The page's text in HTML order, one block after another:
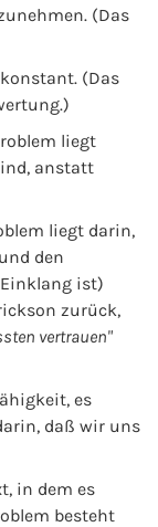
(Das
(Das
liegt
anstatt
liegt darin,
den
ist)
zurück,
vertrauen"
es
daß wir uns
in dem es
besteht